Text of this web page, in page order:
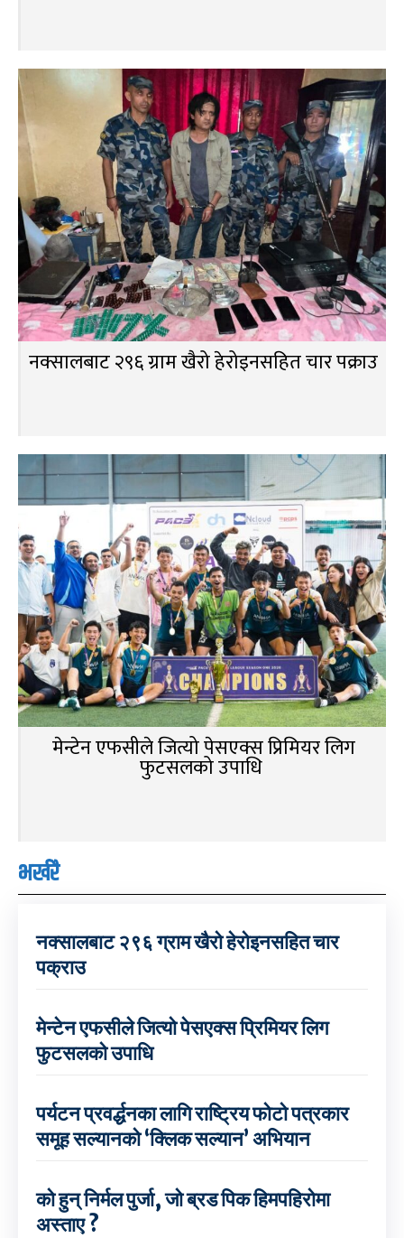
नक्सालबाट २९६ ग्राम खैरो हेरोइनसहित चार पक्राउ
मेन्टेन एफसीले जित्यो पेसएक्स प्रिमियर लिग
फुटसलको उपाधि
भर्खरै
नक्सालबाट २९६ ग्राम खैरो हेरोइनसहित चार
पक्राउ
मेन्टेन एफसीले जित्यो पेसएक्स प्रिमियर लिग
फुटसलको उपाधि
पर्यटन प्रवर्द्धनका लागि राष्ट्रिय फोटो पत्रकार
समूह सल्यानको ‘क्लिक सल्यान’ अभियान
को हुन् निर्मल पुर्जा, जो ब्रड पिक हिमपहिरोमा
अस्ताए ?